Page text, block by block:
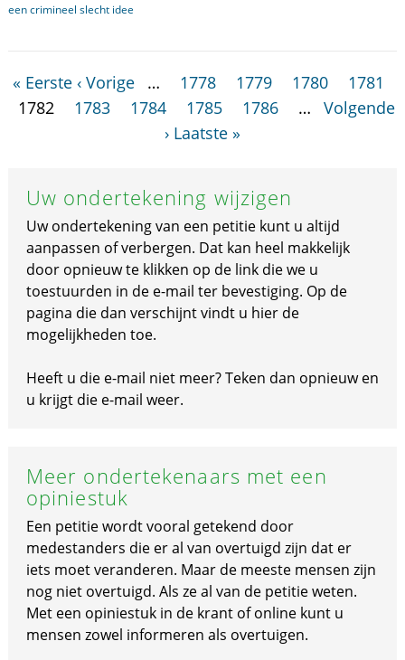
een crimineel slecht idee
« Eerste ‹ Vorige … 1778 1779 1780
1781
1782
1783 1784 1785 1786 …
Volgende
› Laatste »
Uw ondertekening wijzigen
Uw ondertekening van een petitie kunt u altijd
aanpassen of verbergen. Dat kan heel makkelijk
door opnieuw te klikken op de link die we u
toestuurden in de e-mail ter bevestiging. Op de
pagina die dan verschijnt vindt u hier de
mogelijkheden toe.
Heeft u die e-mail niet meer? Teken dan opnieuw en
u krijgt die e-mail weer.
Meer ondertekenaars met een
opiniestuk
Een petitie wordt vooral getekend door
medestanders die er al van overtuigd zijn dat er
iets moet veranderen. Maar de meeste mensen zijn
nog niet overtuigd. Als ze al van de petitie weten.
Met een opiniestuk in de krant of online kunt u
mensen zowel informeren als overtuigen.